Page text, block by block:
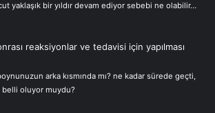
yaklaşık bir yıldır devam ediyor sebebi ne olabilir…
reaksiyonlar ve tedavisi için yapılması
arka kısmında mı? ne kadar sürede geçti,
belli oluyor muydu?